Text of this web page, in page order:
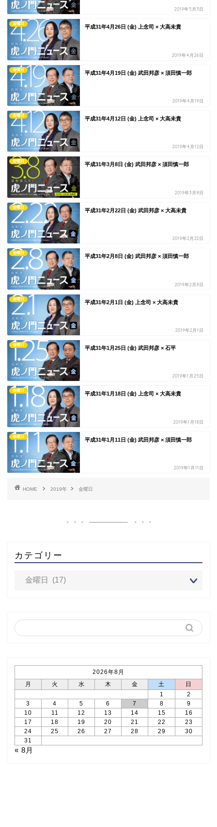
2019年5月3日
金曜日
平成31年4月26日 (金) 上念司 × 大高未貴
2019年4月26日
金曜日
平成31年4月19日 (金) 武田邦彦 × 須田慎一郎
2019年4月19日
金曜日
平成31年4月12日 (金) 上念司 × 大高未貴
2019年4月12日
金曜日
平成31年3月8日 (金) 武田邦彦 × 須田慎一郎
2019年3月8日
金曜日
平成31年2月22日 (金) 武田邦彦 × 大高未貴
2019年2月22日
金曜日
平成31年2月8日 (金) 武田邦彦 × 須田慎一郎
2019年2月8日
金曜日
平成31年2月1日 (金) 上念司 × 大高未貴
2019年2月1日
金曜日
平成31年1月25日 (金) 武田邦彦 × 石平
2019年1月25日
金曜日
平成31年1月18日 (金) 上念司 × 大高未貴
2019年1月18日
金曜日
平成31年1月11日 (金) 武田邦彦 × 須田慎一郎
2019年1月11日
HOME 2019年 金曜日
カテゴリー
2026年8月
月
火 水 木 金 土
日
1
2
3
4 5 6 7 8
9
10
11 12 13 14 15
16
17
18 19 20 21 22
23
24
25 26 27 28 29
30
31
« 8月